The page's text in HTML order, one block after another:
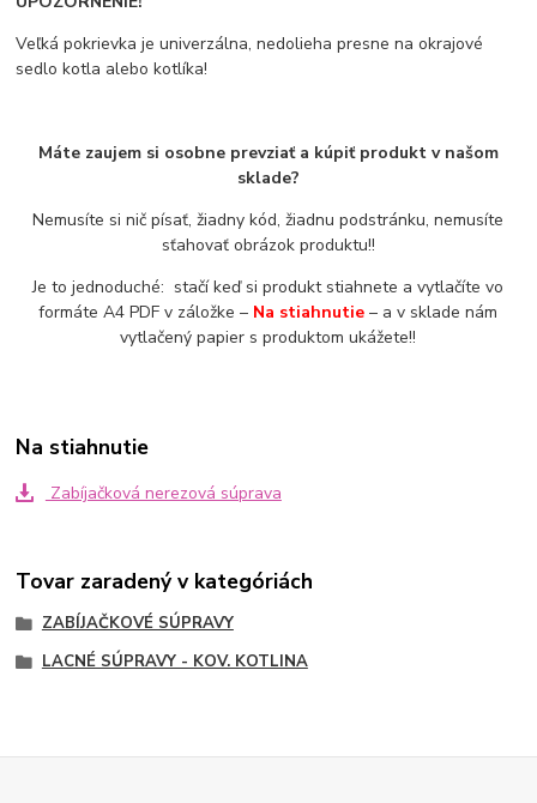
Veľká pokrievka je univerzálna, nedolieha presne na okrajové
sedlo kotla alebo kotlíka!
Máte zaujem si osobne prevziať a kúpiť produkt v našom
sklade?
Nemusíte si nič písať, žiadny kód, žiadnu podstránku, nemusíte
sťahovať obrázok produktu!!
Je to jednoduché: stačí keď si produkt stiahnete a vytlačíte vo
formáte A4 PDF v záložke – Na stiahnutie – a v sklade nám
vytlačený papier s produktom ukážete!!
Na stiahnutie
Zabíjačková nerezová súprava
Tovar zaradený v kategóriách
ZABÍJAČKOVÉ SÚPRAVY
LACNÉ SÚPRAVY - KOV. KOTLINA